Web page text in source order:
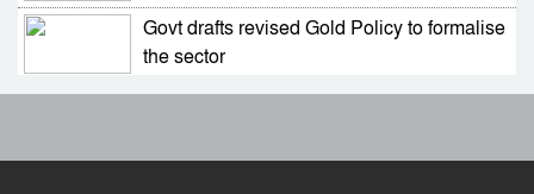
পুলিশের ৭ কর্মকর্তাকে বদলি
Govt drafts revised Gold Policy to formalise
the sector
আবারও আলিয়া মাদ্রাসা এলাকায় সংঘর্ষের আশঙ্কা,